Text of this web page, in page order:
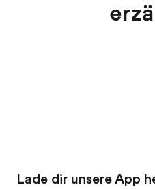
Lade dir unsere App